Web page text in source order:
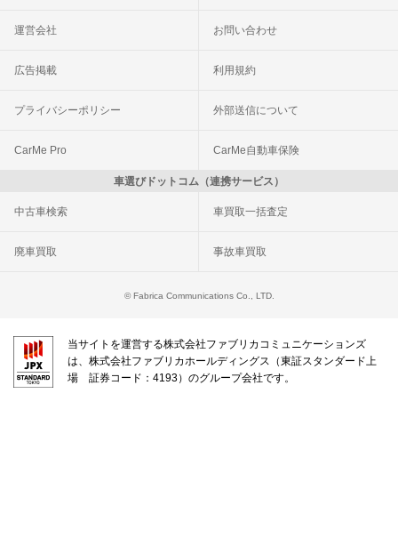
運営会社 お問い合わせ
広告掲載 利用規約
プライバシーポリシー 外部送信について
CarMe Pro CarMe自動車保険
車選びドットコム（連携サービス）
中古車検索 車買取一括査定
廃車買取 事故車買取
© Fabrica Communications Co., LTD.
当サイトを運営する株式会社ファブリカコミュニケーションズ
は、株式会社ファブリカホールディングス（東証スタンダード上
場 証券コード：4193）のグループ会社です。